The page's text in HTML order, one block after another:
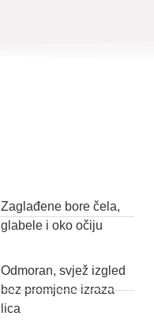
Zaglađene bore čela,
glabele i oko očiju
Odmoran, svjež izgled
bez promjene izraza
lica